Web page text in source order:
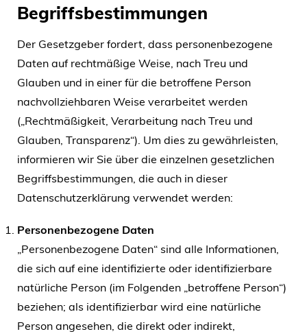
Begriffsbestimmungen
Der Gesetzgeber fordert, dass personenbezogene
Daten auf rechtmäßige Weise, nach Treu und
Glauben und in einer für die betroffene Person
nachvollziehbaren Weise verarbeitet werden
(„Rechtmäßigkeit, Verarbeitung nach Treu und
Glauben, Transparenz“). Um dies zu gewährleisten,
informieren wir Sie über die einzelnen gesetzlichen
Begriffsbestimmungen, die auch in dieser
Datenschutzerklärung verwendet werden:
Personenbezogene Daten
„Personenbezogene Daten“ sind alle Informationen,
die sich auf eine identifizierte oder identifizierbare
natürliche Person (im Folgenden „betroffene Person“)
beziehen; als identifizierbar wird eine natürliche
Person angesehen, die direkt oder indirekt,